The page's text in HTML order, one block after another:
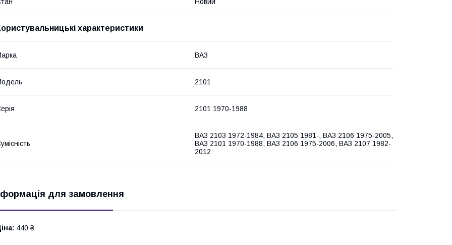
характеристики
ВАЗ
2101
2101 1970-1988
ВАЗ 2103 1972-1984, ВАЗ 2105 1981-, ВАЗ 2106 1975-2005,
ВАЗ 2101 1970-1988, ВАЗ 2106 1975-2006, ВАЗ 2107 1982-
2012
для замовлення
440 ₴